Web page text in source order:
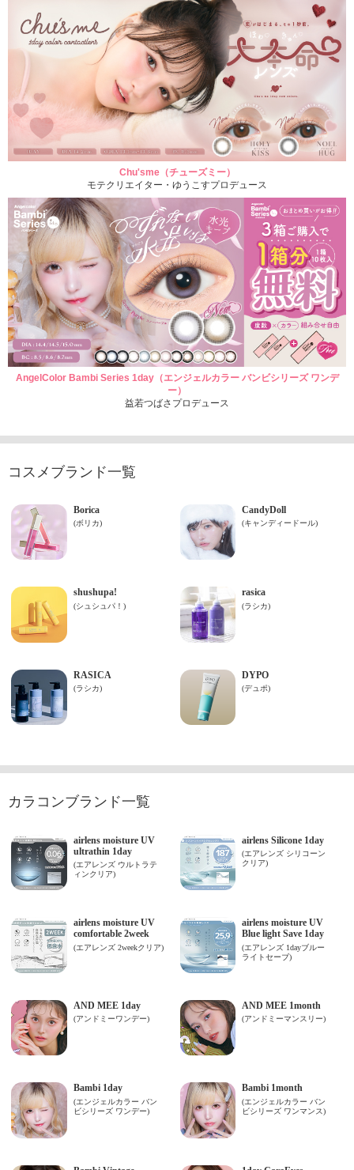
Chu'sme（チューズミー）
モテクリエイター・ゆうこすプロデュース
AngelColor Bambi Series 1day（エンジェルカラー バンビシリーズ ワンデ
ー）
益若つばさプロデュース
コスメブランド一覧
カラコンブランド一覧